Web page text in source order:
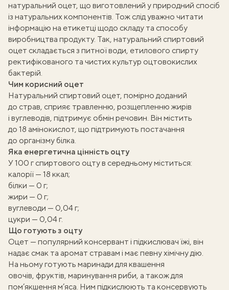
натуральний оцет, що виготовлений у природний спосіб
із натуральних компонентів. Тож слід уважно читати
інформацію на етикетці щодо складу та способу
виробництва продукту. Так, натуральний спиртовий
оцет складається з питної води, етилового спирту
ректифікованого та чистих культур оцтовокислих
бактерій.
Чим корисний оцет
Натуральний спиртовий оцет, помірно доданий
до страв, сприяє травленню, розщепленню жирів
і вуглеводів, підтримує обмін речовин. Він містить
до 18 амінокислот, що підтримують постачання
до організму білка.
Яка енергетична цінність оцту
У 100 г спиртового оцтув середньому міститься:
калорії — 18 ккал;
білки — 0 г;
жири — 0 г;
вуглеводи — 0,04 г;
цукри — 0,04 г.
Що готують з оцту
Оцет — популярний консервант і підкислювач їжі, він
надає смак та аромат стравам і має певну хімічну дію.
На ньому готують маринади для квашення
овочів, фруктів, маринування риби, а також для
пом’якшення м’яса. Ним підкислюють та консервують